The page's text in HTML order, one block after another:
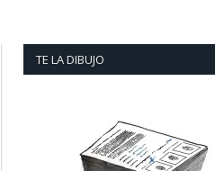
TE LA DIBUJO